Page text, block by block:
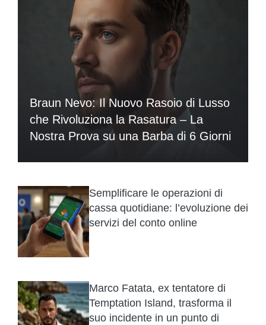
Braun Nevo: Il Nuovo Rasoio di Lusso
che Rivoluziona la Rasatura – La
Nostra Prova su una Barba di 6 Giorni
Semplificare le operazioni di
cassa quotidiane: l’evoluzione dei
servizi del conto online
Marco Fatata, ex tentatore di
Temptation Island, trasforma il
suo incidente in un punto di